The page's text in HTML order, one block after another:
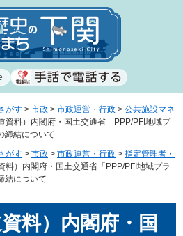
がす > 市政 > 市政運営・行政 > 公共施設マネ
資料）内閣府・国土交通省「PPP/PFI地域プ
締結について
がす > 市政 > 市政運営・行政 > 指定管理者・
料）内閣府・国土交通省「PPP/PFI地域プラ
結について
資料）内閣府・国